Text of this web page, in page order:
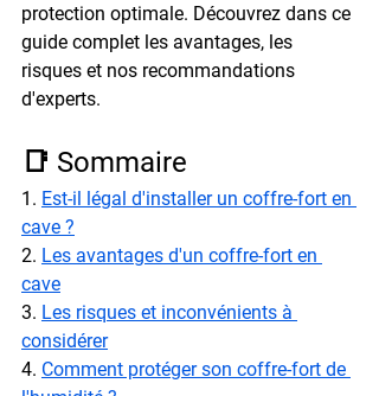
protection optimale. Découvrez dans ce
guide complet les avantages, les
risques et nos recommandations
d'experts.
📑 Sommaire
1. Est-il légal d'installer un coffre-fort en
cave ?
2. Les avantages d'un coffre-fort en
cave
3. Les risques et inconvénients à
considérer
4. Comment protéger son coffre-fort de